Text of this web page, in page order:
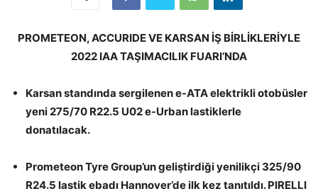
PROMETEON, ACCURIDE VE KARSAN İŞ BİRLİKLERİYLE
2022 IAA TAŞIMACILIK FUARI’NDA
Karsanstandında sergilenen e-ATA elektrikli otobüsler
yeni 275/70 R22.5 U02 e-Urban lastiklerle
donatılacak.
Prometeon Tyre Group’un geliştirdiği yenilikçi 325/90
R24.5 lastik ebadı Hannover’de ilk kez tanıtıldı. PIRELLI